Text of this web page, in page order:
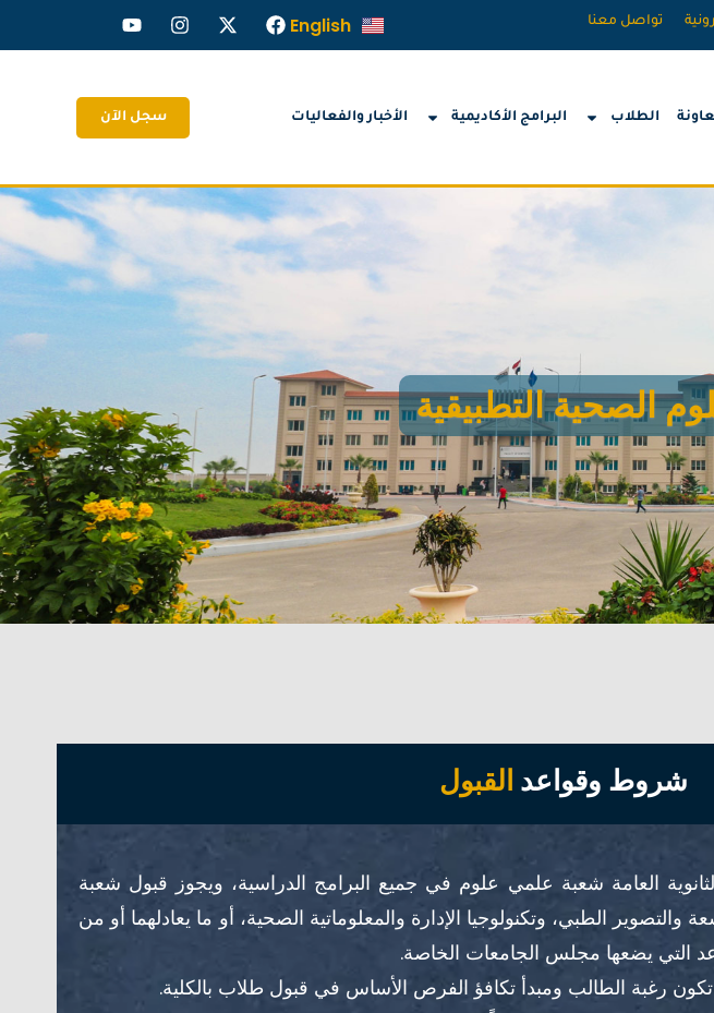
تواصل معنا English
الطلاب البرامج الأكاديمية الأخبار والفعاليات سجل الآن
الصحية التطبيقية
شروط وقواعد القبول
العامة شعبة علمي علوم في جميع البرامج الدراسية، ويجوز قبول شعبة
الطبي، وتكنولوجيا الإدارة والمعلوماتية الصحية، أو ما يعادلهما أو من
التي يضعها مجلس الجامعات الخاصة.
رغبة الطالب ومبدأ تكافؤ الفرص الأساس في قبول طلاب بالكلية.